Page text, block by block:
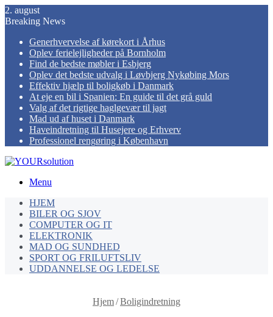
2. august
Breaking News
Generhvervelse af kørekort i Århus
Oplev ferielejligheder på Bornholm
Find de bedste møbler i Esbjerg
Oplev det bedste udvalg i Løvbjerg Nykøbing Mors
Effektiv hjælp til boligkøb i Danmark
At eje en bil i Spanien: En guide til det grå guld
Valg af det rigtige haglgevær til jagt
Mad ud af huset i Danmark
Haveindretning til Husejere og Erhverv
Professionel rengøring i København
Menu
HJEM
BILER OG SJOV
COMPUTER OG IT
ELEKTRONIK
MAD OG SUNDHED
SPORT OG FRILUFTSLIV
UDDANNELSE OG LEDELSE
Hjem/Boligindretning